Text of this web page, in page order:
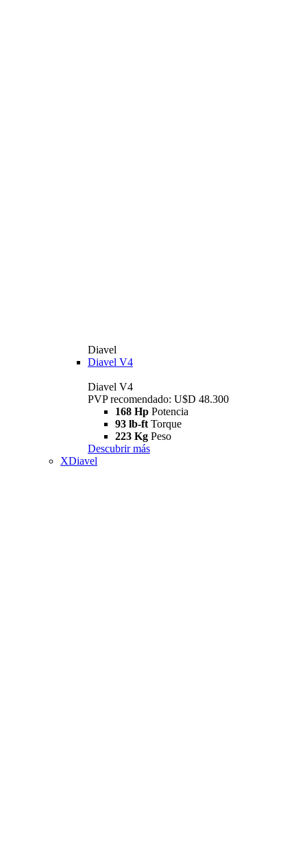
Diavel
Diavel V4
Diavel V4
PVP recomendado: U$D 48.300
168 Hp Potencia
93 lb-ft Torque
223 Kg Peso
Descubrir más
XDiavel